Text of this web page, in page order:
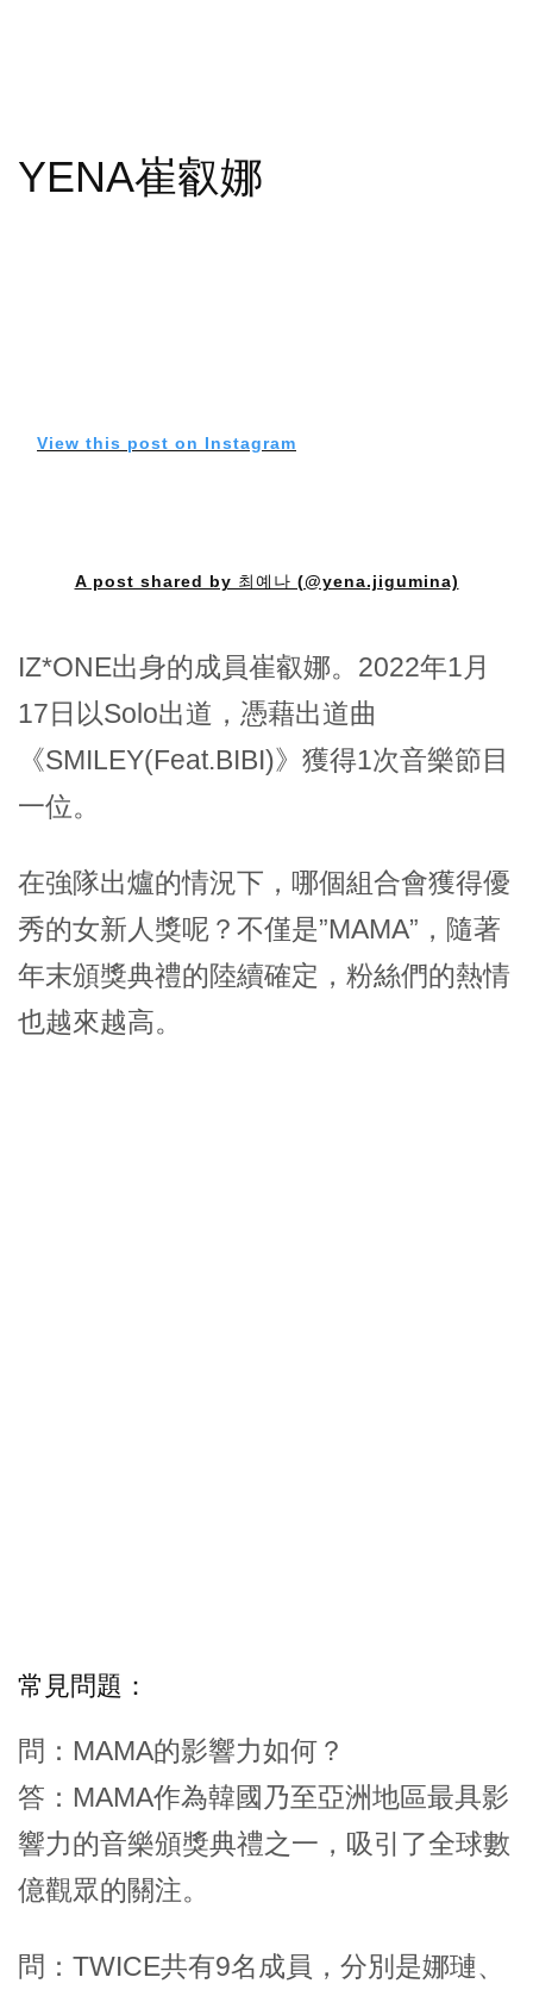
YENA崔叡娜
View this post on Instagram
A post shared by 최예나 (@yena.jigumina)
IZ*ONE出身的成員崔叡娜。2022年1月
17日以Solo出道，憑藉出道曲
《SMILEY(Feat.BIBI)》獲得1次音樂節目
一位。
在強隊出爐的情況下，哪個組合會獲得優
秀的女新人獎呢？不僅是”MAMA”，隨著
年末頒獎典禮的陸續確定，粉絲們的熱情
也越來越高。
常見問題：
問：MAMA的影響力如何？
答：MAMA作為韓國乃至亞洲地區最具影
響力的音樂頒獎典禮之一，吸引了全球數
億觀眾的關注。
問：TWICE共有9名成員，分別是娜璉、